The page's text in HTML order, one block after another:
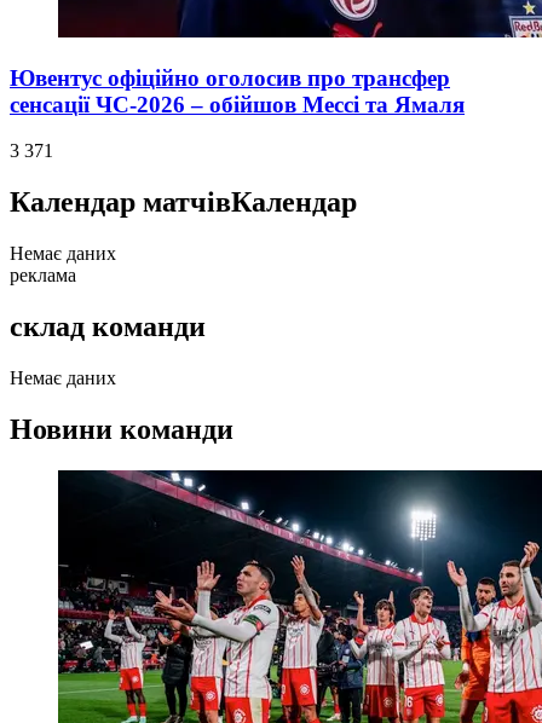
Ювентус офіційно оголосив про трансфер
сенсації ЧС-2026 – обійшов Мессі та Ямаля
3 371
Календар матчівКалендар
Немає даних
реклама
склад команди
Немає даних
Новини команди